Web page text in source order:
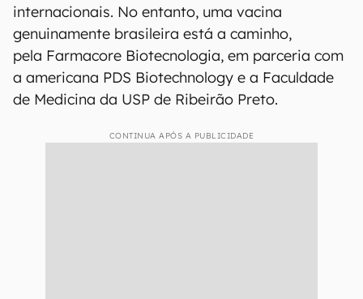
internacionais. No entanto, uma vacina
genuinamente brasileira está a caminho,
pela Farmacore Biotecnologia, em parceria com
a americana PDS Biotechnology e a Faculdade
de Medicina da USP de Ribeirão Preto.
CONTINUA APÓS A PUBLICIDADE